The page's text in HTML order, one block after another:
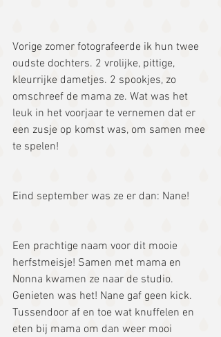
Vorige zomer fotografeerde ik hun twee
oudste dochters. 2 vrolijke, pittige,
kleurrijke dametjes. 2 spookjes, zo
omschreef de mama ze. Wat was het
leuk in het voorjaar te vernemen dat er
een zusje op komst was, om samen mee
te spelen!
Eind september was ze er dan: Nane!
Een prachtige naam voor dit mooie
herfstmeisje! Samen met mama en
Nonna kwamen ze naar de studio.
Genieten was het! Nane gaf geen kick.
Tussendoor af en toe wat knuffelen en
eten bij mama om dan weer mooi